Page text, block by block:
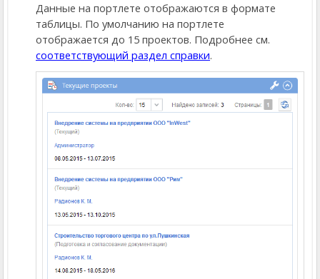
Данные на портлете отображаются в формате
таблицы. По умолчанию на портлете
отображается до 15 проектов. Подробнее см.
соответствующий раздел справки.